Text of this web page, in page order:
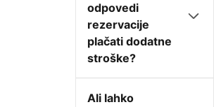
odpovedi
rezervacije
plačati dodatne
stroške?
Ali lahko